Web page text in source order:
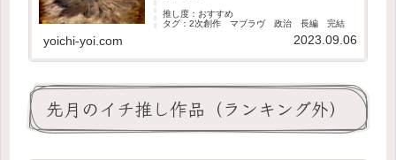
推し度：おすすめ
タグ：2次創作 マブラヴ 政治 長編 完結
yoichi-yoi.com 2023.09.06
先月のイチ推し作品（ランキング外）